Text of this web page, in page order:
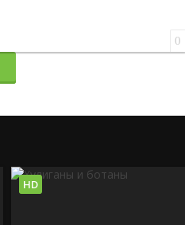
0
HD